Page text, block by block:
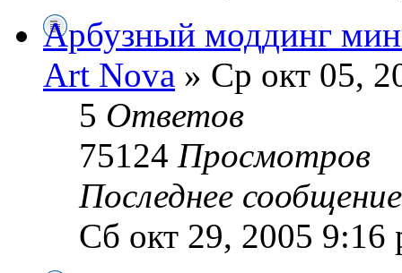
Арбузный моддинг
Art Nova » Ср окт 05,
5 Ответов
75124 Просмотров
Последнее
Сб окт 29, 2005 9:16